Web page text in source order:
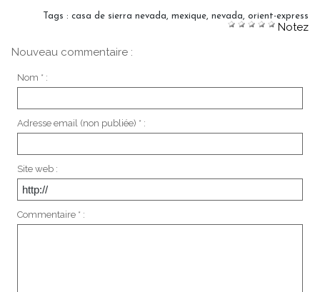
Tags : casa de sierra nevada, mexique, nevada, orient-express
Notez
Nouveau commentaire :
Nom * :
Adresse email (non publiée) * :
Site web :
Commentaire * :